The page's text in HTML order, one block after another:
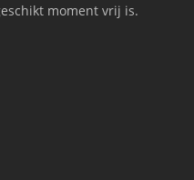
moment vrij is.